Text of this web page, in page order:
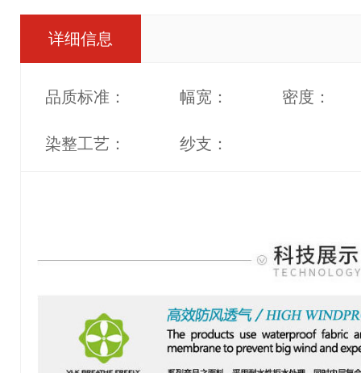
详细信息
品质标准： 幅宽： 密度：
染整工艺： 纱支：